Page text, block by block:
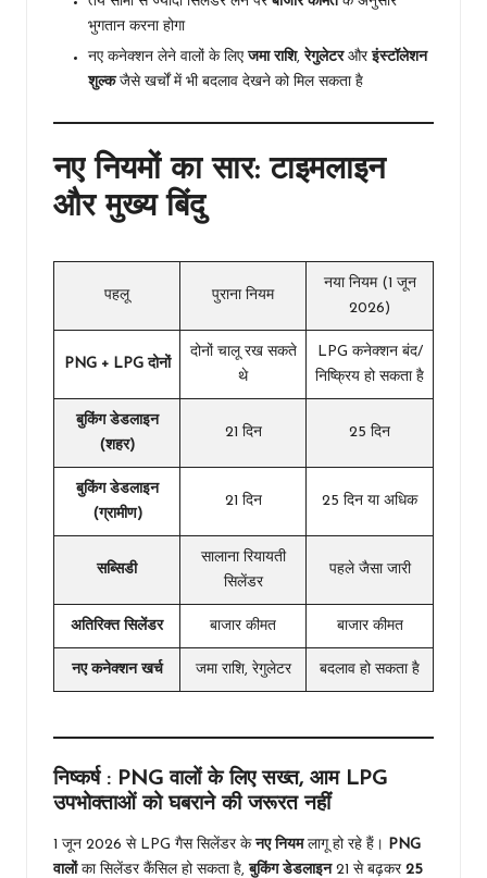
भुगतान करना होगा
नए कनेक्शन लेने वालों के लिएजमा राशि,रेगुलेटरऔरइंस्टॉलेशन
शुल्कजैसे खर्चों में भी बदलाव देखने को मिल सकता है
नए नियमों का सार: टाइमलाइन
और मुख्य बिंदु
पहलू पुराना नियम
नया नियम (1 जून
2026)
PNG + LPG दोनों
दोनों चालू रख सकते
थे
LPG कनेक्शन बंद/
निष्क्रिय हो सकता है
बुकिंग डेडलाइन
(शहर)
21 दिन 25 दिन
बुकिंग डेडलाइन
(ग्रामीण)
21 दिन 25 दिन या अधिक
सब्सिडी
सालाना रियायती
सिलेंडर
पहले जैसा जारी
अतिरिक्त सिलेंडर बाजार कीमत बाजार कीमत
नए कनेक्शन खर्च जमा राशि, रेगुलेटर बदलाव हो सकता है
निष्कर्ष : PNG वालों के लिए सख्त, आम LPG
उपभोक्ताओं को घबराने की जरूरत नहीं
1 जून 2026 से LPG गैस सिलेंडर के नए नियमलागू हो रहे हैं।
PNG
वालोंका सिलेंडर कैंसिल हो सकता है, बुकिंग डेडलाइन21 से बढ़कर 25